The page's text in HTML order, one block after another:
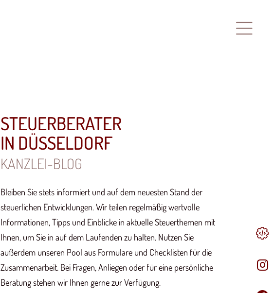
STEUERBERATER
IN DÜSSELDORF
KANZLEI-BLOG
Bleiben Sie stets informiert und auf dem neuesten Stand der
steuerlichen Entwicklungen. Wir teilen regelmäßig wertvolle
Informationen, Tipps und Einblicke in aktuelle Steuerthemen mit
Ihnen, um Sie in auf dem Laufenden zu halten. Nutzen Sie
außerdem unseren Pool aus Formulare und Checklisten für die
Zusammenarbeit. Bei Fragen, Anliegen oder für eine persönliche
Beratung stehen wir Ihnen gerne zur Verfügung.